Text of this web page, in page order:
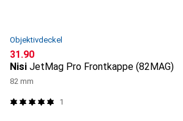
Objektivdeckel
CHF
31.90
Nisi JetMag Pro Frontkappe (82MAG)
82 mm
1